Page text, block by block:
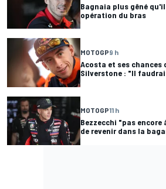
Bagnaia plus gêné
opération du bras
MOTOGP9 h
Acosta et ses chances
Silverstone : "Il
MOTOGP11 h
Bezzecchi "pas
de revenir dans la